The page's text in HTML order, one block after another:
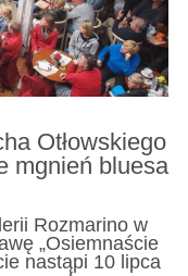
Otłowskiego
mgnień bluesa
Rozmarino w
„Osiemnaście
nastąpi 10 lipca